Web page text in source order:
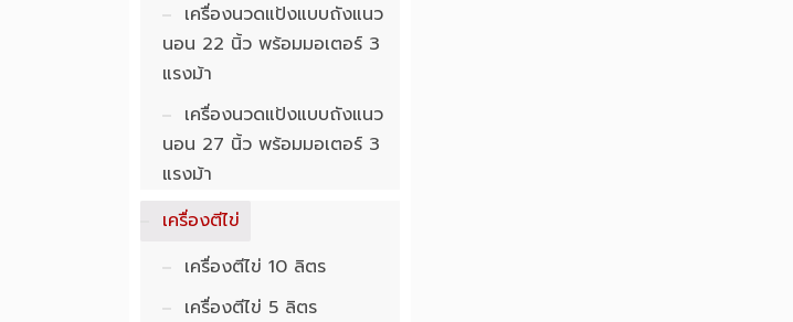
เครื่องนวดแป้งแบบถังแนว
นอน 22 นิ้ว พร้อมมอเตอร์ 3
แรงม้า
เครื่องนวดแป้งแบบถังแนว
นอน 27 นิ้ว พร้อมมอเตอร์ 3
แรงม้า
เครื่องตีไข่
เครื่องตีไข่ 10 ลิตร
เครื่องตีไข่ 5 ลิตร